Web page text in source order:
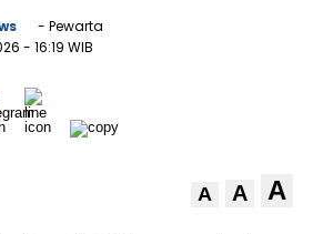
- Pewarta
- 16:19 WIB
A A A